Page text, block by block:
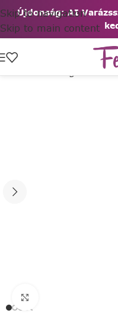
Újdonság: AI
Skip to navigation
Skip to main content